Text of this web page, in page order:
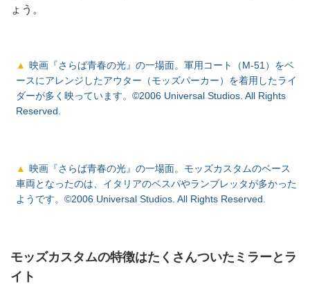
ょう。
映画『さらば青春の光』の一場面。軍用コート（M-51）をベ
ースにアレンジしたアウター（モッズパーカー）を着用したライ
ダーが多く映っています。©2006 Universal Studios. All Rights
Reserved.
映画『さらば青春の光』の一場面。モッズカスタムのベース
車両となったのは、イタリアのベスパやランブレッタが多かった
ようです。©2006 Universal Studios. All Rights Reserved.
モッズカスタムの特徴はたくさんついたミラーとラ
イト